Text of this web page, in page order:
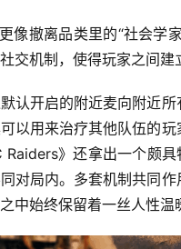
像撤离品类里的“社会
交机制，使得玩家之间建
认开启的附近麦向附近
以用来治疗其他队伍的
Raiders》还拿出一个颇
对局内。多套机制共同
中始终保留着一丝人性温